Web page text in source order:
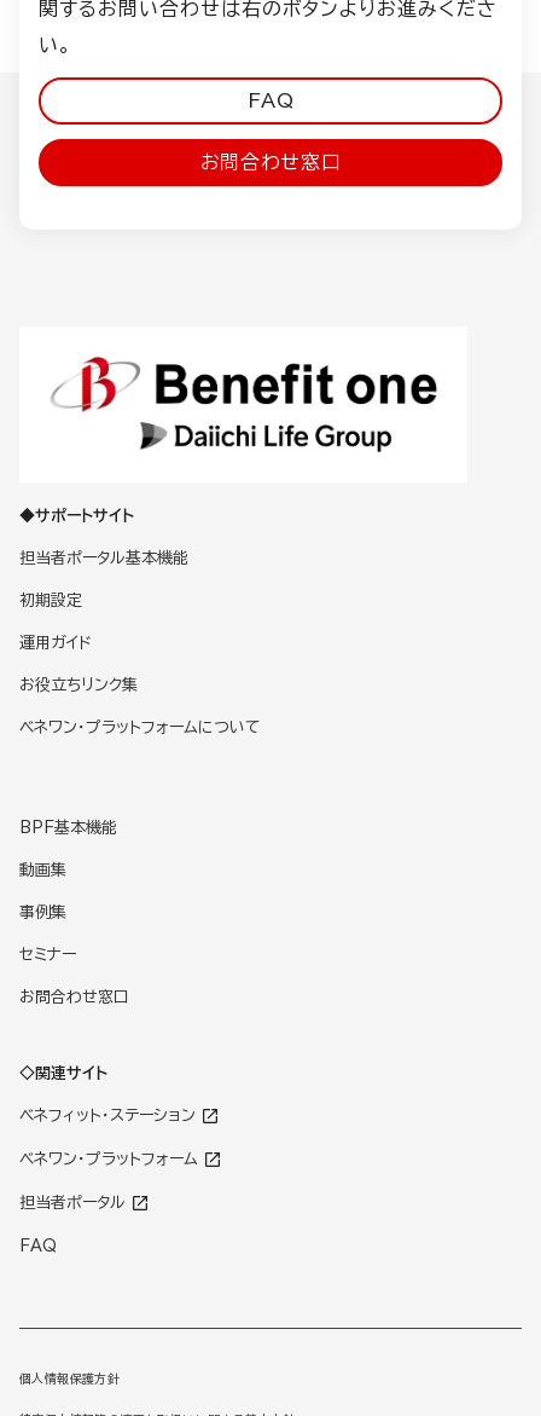
関するお問い合わせは右のボタンよりお進みくださ
い。
FAQ
お問合わせ窓口
◆サポートサイト
担当者ポータル基本機能
初期設定
運用ガイド
お役立ちリンク集
ベネワン・プラットフォームについて
BPF基本機能
動画集
事例集
セミナー
お問合わせ窓口
◇関連サイト
ベネフィット・ステーション
ベネワン・プラットフォーム
担当者ポータル
FAQ
個人情報保護方針